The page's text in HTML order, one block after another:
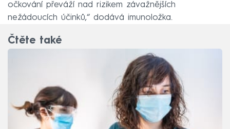
očkování převáží nad rizikem závažnějších
nežádoucích účinků,“ dodává imunoložka.
Čtěte také